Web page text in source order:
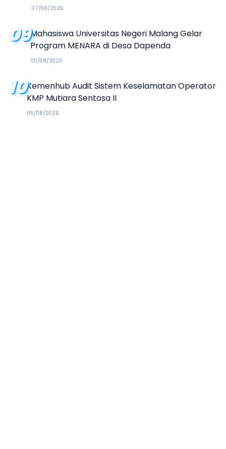
07/08/2026
09Mahasiswa Universitas Negeri Malang Gelar
Program MENARA di Desa Dapenda
05/08/2026
10Kemenhub Audit Sistem Keselamatan Operator
KMP Mutiara Sentosa II
05/08/2026